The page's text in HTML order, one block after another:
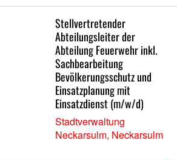
Stellvertretender
Abteilungsleiter der
Abteilung Feuerwehr inkl.
Sachbearbeitung
Bevölkerungsschutz und
Einsatzplanung mit
Einsatzdienst (m/w/d)
Stadtverwaltung
Neckarsulm, Neckarsulm